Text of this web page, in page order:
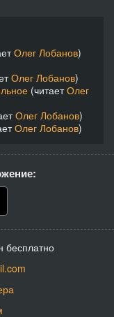
Олег Лобанов)
Олег Лобанов)
(читаетОлег
Олег Лобанов)
Олег Лобанов)
бесплатно